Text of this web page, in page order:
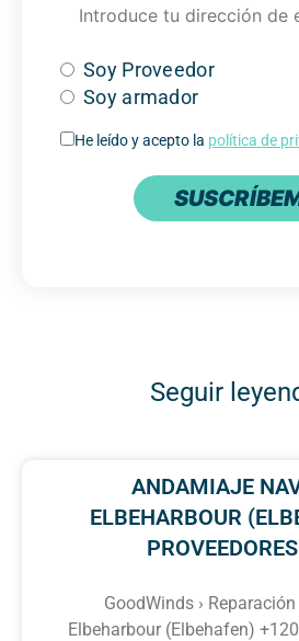
Soy Proveedor
Soy armador
He leído y acepto la política de
Seguir
ANDAMIAJE
ELBEHARBOUR
GoodWinds › Reparación
Elbeharbour (Elbehafen) +120